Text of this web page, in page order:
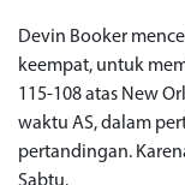
Devin Booker
keempat, untuk
115-108 atas New
waktu AS, dalam
pertandingan.